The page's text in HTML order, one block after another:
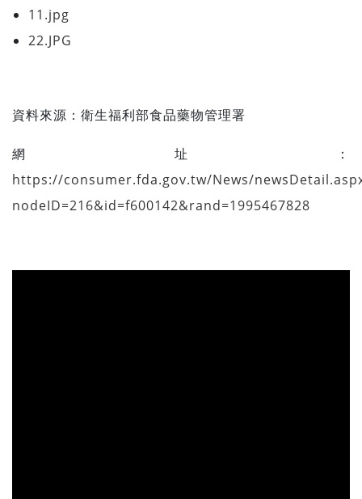
11.jpg
22.JPG
資料來源： 衛生福利部食品藥物管理署
網址：
https://consumer.fda.gov.tw/News/
nodeID=216&id=f600142&rand=1995467828